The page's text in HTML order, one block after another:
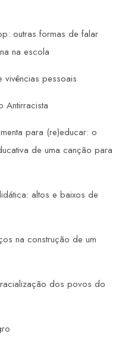
outras formas de falar
na escola
pessoais
Antirracista
para (re)educar: o
de uma canção para
altos e baixos de
na construção de um
dos povos do